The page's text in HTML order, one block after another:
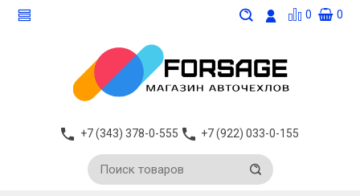
0 0
+7 (343) 378-0-555 +7 (922) 033-0-155